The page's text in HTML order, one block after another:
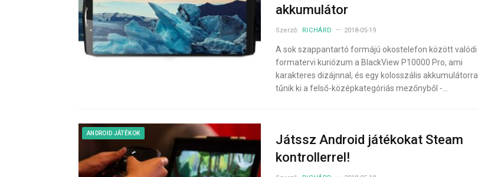
akkumulátor
Szerző: RICHÁRD 2018-05-19
A sok szappantartó formájú okostelefon között valódi
formatervi kuriózum a BlackView P10000 Pro, ami
karakteres dizájnnal, és egy kolosszális akkumulátorral
tűnik ki a felső-középkategóriás mezőnyből -…
ANDROID JÁTÉKOK
Játssz Android játékokat Steam
kontrollerrel!